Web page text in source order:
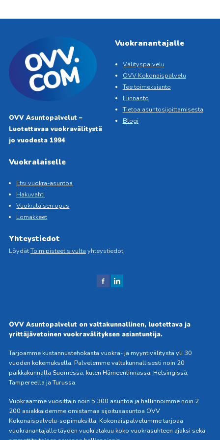
OVV Asuntopalvelut –
Luotettavaa vuokravälitystä
jo vuodesta 1994
Vuokranantajalle
Välityspalvelu
OVV Kokonaispalvelu
Tee toimeksianto
Hinnasto
Tietoa asuntosijoittamisesta
Blogi
Vuokralaiselle
Etsi vuokra-asuntoa
Hakuvahti
Vuokralaisen opas
Lomakkeet
Yhteystiedot
LöydätToimipisteet sivulta yhteystiedot.
J
okis issä
OVV Asuntopalvelut on valtakunnallinen, luotettava ja
yrittäjävetoinen vuokravälityksen asiantuntija.
Tarjoamme kustannustehokasta vuokra- ja myyntivälitystä yli 30
vuoden kokemuksella. Palvelemme valtakunnallisesti noin 20
paikkakunnalla Suomessa, kuten Hämeenlinnassa, Helsingissä,
Tampereella ja Turussa.
Vuokraamme vuosittain noin 5 300 asuntoa ja hallinnoimme noin 2
200 asiakkaidemme omistamaa sijoitusasuntoa OVV
Kokonaispalvelu-sopimuksilla. Kokonaispalvelumme tarjoaa
vuokranantajalle täyden vuokratakuu koko vuokrasuhteen ajaksi sekä